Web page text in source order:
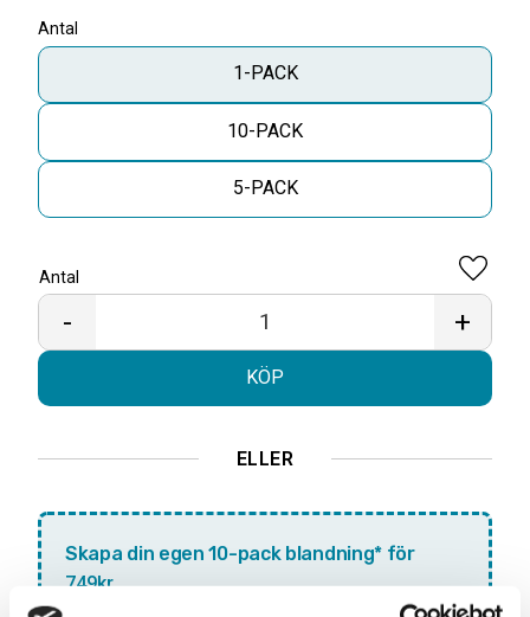
Antal
1-PACK
10-PACK
5-PACK
Antal
+
-
KÖP
Lägg
ELLER
Skapa din egen 10-pack blandning* för
749kr